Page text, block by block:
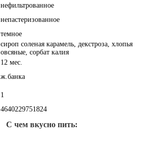
нефильтрованное
непастеризованное
темное
сироп соленая карамель, декстроза, хлопья
овсяные, сорбат калия
12 мес.
ж.банка
1
4640229751824
С чем вкусно пить: